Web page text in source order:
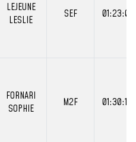
LEJEUNE
LESLIE
SEF 01:23:01
FORNARI
SOPHIE
M2F 01:30:10